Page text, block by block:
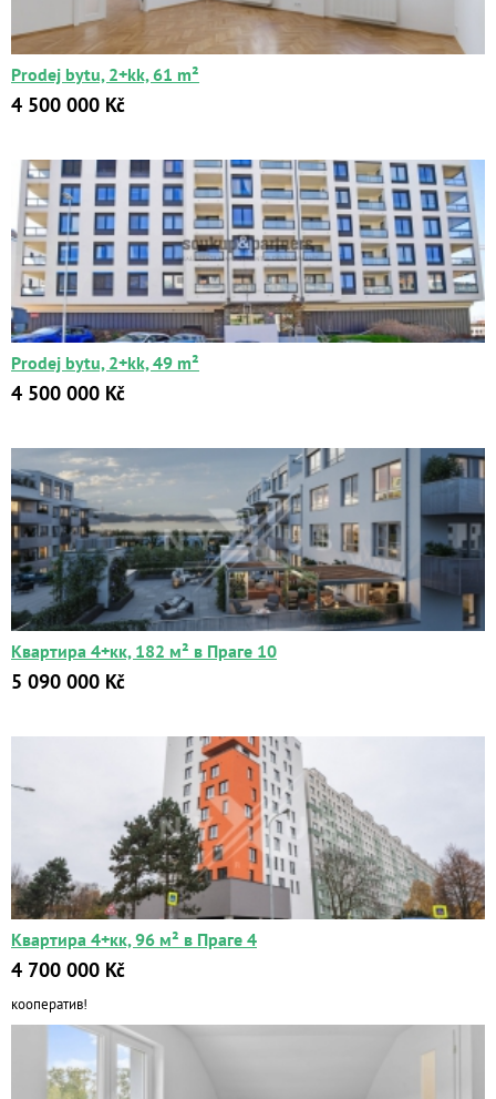
Prodej bytu, 2+kk, 61 m²
4 500 000 Kč
Prodej bytu, 2+kk, 49 m²
4 500 000 Kč
Квартира 4+кк, 182 м² в Праге 10
5 090 000 Kč
Квартира 4+кк, 96 м² в Праге 4
4 700 000 Kč
кооператив!